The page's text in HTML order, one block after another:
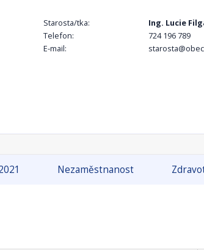
Starosta/tka:
Ing. Lucie
Telefon:
724 196 789
E-mail:
Nezaměstnanost